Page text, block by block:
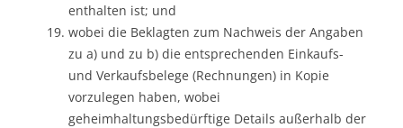
enthalten ist; und
wobei die Beklagten zum Nachweis der Angaben
zu a) und zu b) die entsprechenden Einkaufs-
und Verkaufsbelege (Rechnungen) in Kopie
vorzulegen haben, wobei
geheimhaltungsbedürftige Details außerhalb der